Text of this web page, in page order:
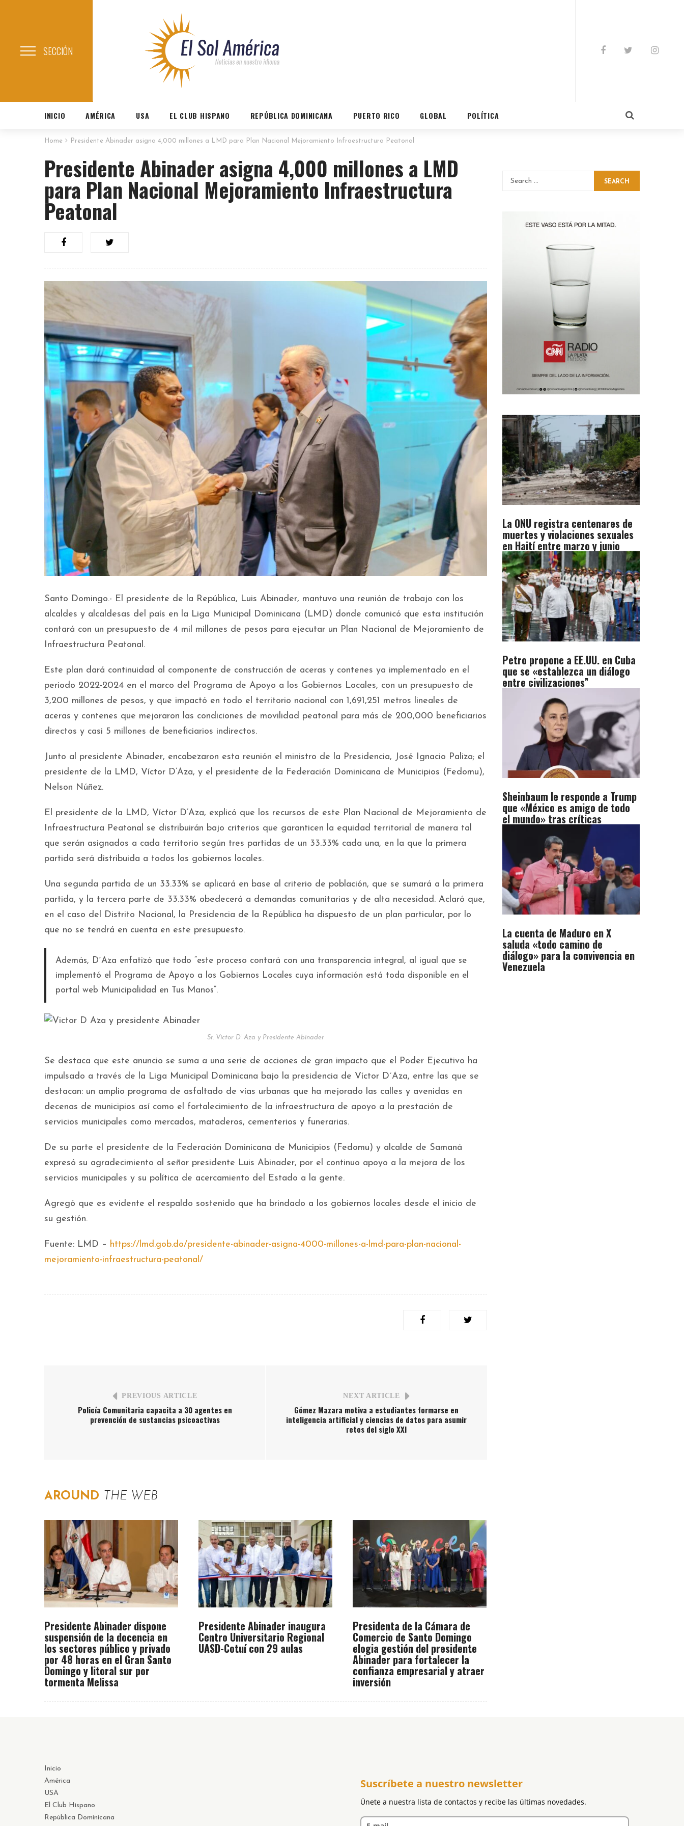
SECCIÓN
INICIO AMÉRICA USA EL CLUB HISPANO REPÚBLICA DOMINICANA PUERTO RICO GLOBAL POLÍTICA
Home Presidente Abinader asigna 4,000 millones a LMD para Plan Nacional Mejoramiento Infraestructura Peatonal
Presidente Abinader asigna 4,000 millones a LMD
para Plan Nacional Mejoramiento Infraestructura
Peatonal
Santo Domingo.- El presidente de la República, Luis Abinader, mantuvo una reunión de trabajo con los
alcaldes y alcaldesas del país en la Liga Municipal Dominicana (LMD) donde comunicó que esta institución
contará con un presupuesto de 4 mil millones de pesos para ejecutar un Plan Nacional de Mejoramiento de
Infraestructura Peatonal.
Este plan dará continuidad al componente de construcción de aceras y contenes ya implementado en el
periodo 2022-2024 en el marco del Programa de Apoyo a los Gobiernos Locales, con un presupuesto de
3,200 millones de pesos, y que impactó en todo el territorio nacional con 1,691,251 metros lineales de
aceras y contenes que mejoraron las condiciones de movilidad peatonal para más de 200,000 beneficiarios
directos y casi 5 millones de beneficiarios indirectos.
Junto al presidente Abinader, encabezaron esta reunión el ministro de la Presidencia, José Ignacio Paliza; el
presidente de la LMD, Víctor D’Aza, y el presidente de la Federación Dominicana de Municipios (Fedomu),
Nelson Núñez.
El presidente de la LMD, Víctor D’Aza, explicó que los recursos de este Plan Nacional de Mejoramiento de
Infraestructura Peatonal se distribuirán bajo criterios que garanticen la equidad territorial de manera tal
que serán asignados a cada territorio según tres partidas de un 33.33% cada una, en la que la primera
partida será distribuida a todos los gobiernos locales.
Una segunda partida de un 33.33% se aplicará en base al criterio de población, que se sumará a la primera
partida, y la tercera parte de 33.33% obedecerá a demandas comunitarias y de alta necesidad. Aclaró que,
en el caso del Distrito Nacional, la Presidencia de la República ha dispuesto de un plan particular, por lo
que no se tendrá en cuenta en este presupuesto.
Además, D´Aza enfatizó que todo “este proceso contará con una transparencia integral, al igual que se
implementó el Programa de Apoyo a los Gobiernos Locales cuya información está toda disponible en el
portal web Municipalidad en Tus Manos”.
Sr. Victor D’ Aza y Presidente Abinader
Se destaca que este anuncio se suma a una serie de acciones de gran impacto que el Poder Ejecutivo ha
impulsado a través de la Liga Municipal Dominicana bajo la presidencia de Víctor D´Aza, entre las que se
destacan: un amplio programa de asfaltado de vías urbanas que ha mejorado las calles y avenidas en
decenas de municipios así como el fortalecimiento de la infraestructura de apoyo a la prestación de
servicios municipales como mercados, mataderos, cementerios y funerarias.
De su parte el presidente de la Federación Dominicana de Municipios (Fedomu) y alcalde de Samaná
expresó su agradecimiento al señor presidente Luis Abinader, por el continuo apoyo a la mejora de los
servicios municipales y su política de acercamiento del Estado a la gente.
Agregó que es evidente el respaldo sostenido que ha brindado a los gobiernos locales desde el inicio de
su gestión.
Fuente: LMD – https://lmd.gob.do/presidente-abinader-asigna-4000-millones-a-lmd-para-plan-nacional-
mejoramiento-infraestructura-peatonal/
PREVIOUS ARTICLE
Policía Comunitaria capacita a 30 agentes en
prevención de sustancias psicoactivas
NEXT ARTICLE
Gómez Mazara motiva a estudiantes formarse en
inteligencia artificial y ciencias de datos para asumir
retos del siglo XXI
AROUND THE WEB
Presidente Abinader dispone
suspensión de la docencia en
los sectores público y privado
por 48 horas en el Gran Santo
Domingo y litoral sur por
tormenta Melissa
Presidente Abinader inaugura
Centro Universitario Regional
UASD-Cotuí con 29 aulas
Presidenta de la Cámara de
Comercio de Santo Domingo
elogia gestión del presidente
Abinader para fortalecer la
confianza empresarial y atraer
inversión
SEARCH
La ONU registra centenares de
muertes y violaciones sexuales
en Haití entre marzo y junio
Petro propone a EE.UU. en Cuba
que se «establezca un diálogo
entre civilizaciones”
Sheinbaum le responde a Trump
que «México es amigo de todo
el mundo» tras críticas
La cuenta de Maduro en X
saluda «todo camino de
diálogo» para la convivencia en
Venezuela
Inicio
América
USA
El Club Hispano
República Dominicana
Suscríbete a nuestro newsletter
Únete a nuestra lista de contactos y recibe las últimas novedades.